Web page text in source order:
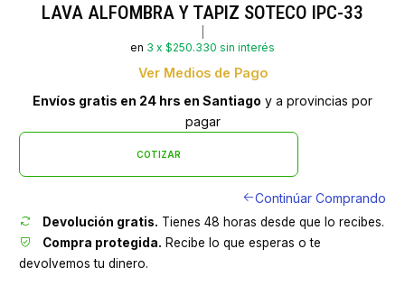
LAVA ALFOMBRA Y TAPIZ SOTECO IPC-33
en 3 x $250.330 sin interés
Ver Medios de Pago
Envíos gratis en 24 hrs en Santiago y a provincias por
pagar
COTIZAR
Continúar Comprando
Devolución gratis. Tienes 48 horas desde que lo recibes.
Compra protegida. Recibe lo que esperas o te
devolvemos tu dinero.